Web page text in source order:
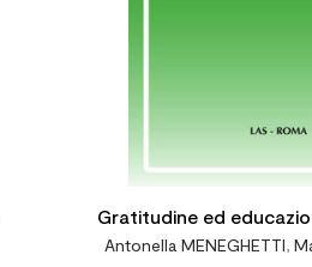
Gratitudine ed
Antonella MENEGHETTI,